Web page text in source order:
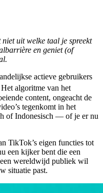
uit welke taal je spreekt
en geniet (of
actieve gebruikers
Het algoritme van het
content, ongeacht de
tegenkomt in het
of Indonesisch — of je er nu
TikTok’s eigen functies tot
een kijker bent die een
wereldwijd publiek wil
situatie past.